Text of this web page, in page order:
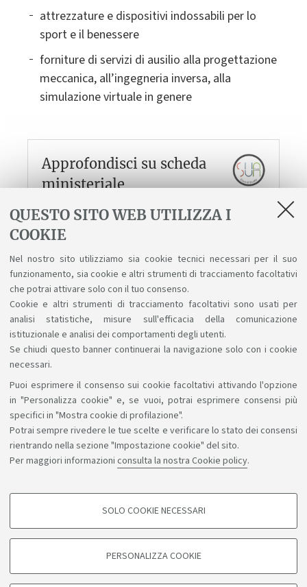
QUESTO SITO WEB UTILIZZA I
COOKIE
Nel nostro sito utilizziamo sia cookie tecnici necessari per il suo
funzionamento, sia cookie e altri strumenti di tracciamento facoltativi
che potrai attivare solo con il tuo consenso.
Cookie e altri strumenti di tracciamento facoltativi sono usati per
analisi statistiche, misure sull'efficacia della comunicazione
istituzionale e analisi dei comportamenti degli utenti.
Se chiudi questo banner continuerai la navigazione solo con i cookie
necessari.
Puoi esprimere il consenso sui cookie facoltativi attivando l'opzione
in "Personalizza cookie" e, se vuoi, potrai esprimere consensi più
specifici in "Mostra cookie di profilazione".
Potrai sempre rivedere le tue scelte e verificare lo stato dei consensi
rientrando nella sezione "Impostazione cookie" del sito.
Per maggiori informazioni consulta la nostra Cookie policy.
COOKIE DI PROFILAZIONE - FACOLTATIVI
degli utenti, creare profili in base al loro comportamento sul sito, per analisi
di marketing.
SOLO COOKIE NECESSARI
PERSONALIZZA COOKIE
attrezzature e dispositivi indossabili per lo
sport e il benessere
forniture di servizi di ausilio alla progettazione
meccanica, all’ingegneria inversa, alla
simulazione virtuale in genere
Approfondisci su scheda
ministeriale
Corso di Design del prodotto industriale -
codice 6658Profili professionali DESIGNER
INDUSTRIALE/ PROGETTISTA/DESIGNER
DI PRODOTTO Funzione in un contesto di
lavoro Le…Leggi di più
Sosteniamo il diritto alla conoscenza
Seguici su:
Bologna - Via Zamboni, 33 - 40126 Bologna - PI: 01131710376 -
CF: 80007010376